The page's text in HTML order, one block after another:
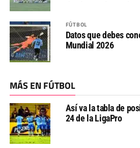
FÚTBOL
Datos que debes
Mundial 2026
MÁS EN FÚTBOL
Así va la tabla de
24 de la LigaPro